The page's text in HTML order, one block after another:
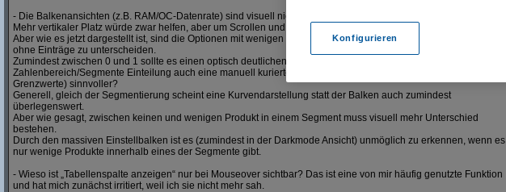
- Die Balkenansichten (z.B. RAM/OC-Datenrate) sind visuell nicht gut.
Mehr vertikaler Platz würde zwar helfen, aber um Scrollen und Whitespace zu minimieren wär ich stark dagegen.
Aber wie es jetzt dargestellt ist, sind die Optionen mit wenigen Einträgen quasi unsichtbar und nicht von denen
ohne Einträge zu unterscheiden.
Zumindest zwischen 0 und 1 sollte es einen optisch deutlichen Unterschied geben. Vielleicht wär statt der
Zahlenbereich/Segmente Einteilung auch eine manuell kurierte Einteilung in tatsächlich gebräuchliche Werte (als
Grenzwerte) sinnvoller?
Generell, gleich der Segmentierung scheint eine Kurvendarstellung statt der Balken auch zumindest
überlegenswert.
Aber wie gesagt, zwischen keinen und wenigen Produkt in einem Segment muss visuell mehr Unterschied
bestehen.
Durch den massiven Einstellbalken ist es (zumindest in der Darkmode Ansicht) unmöglich zu erkennen, wenn es
nur wenige Produkte innerhalb eines der Segmente gibt.
- Wieso ist „Tabellenspalte anzeigen“ nur bei Mouseover sichtbar? Das ist eine von mir häufig genutzte Funktion
und hat mich zunächst irritiert, weil ich sie nicht mehr sah.
Konfigurieren